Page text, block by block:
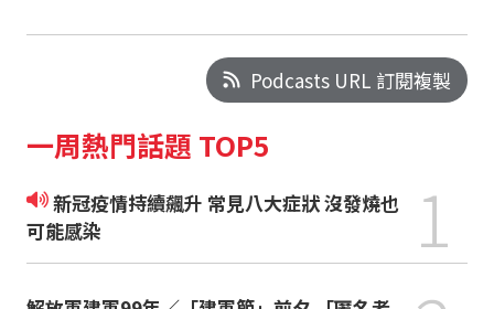
Podcasts URL 訂閱複製
一周熱門話題 TOP5
新冠疫情持續飆升 常見八大症狀 沒發燒也
可能感染
1